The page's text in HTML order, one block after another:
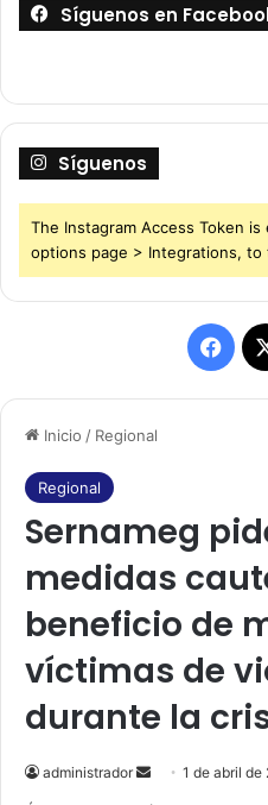
Inicio / Regional
Regional
Sernameg
medidas
beneficio de
víctimas de
durante la
administrador
e
1 de abril de
Síguenos en
Síguenos
The Instagram Access Token
options page > Integrations,
F
a
b
o
o
k